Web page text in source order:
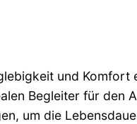
und Komfort
Begleiter für den
um die